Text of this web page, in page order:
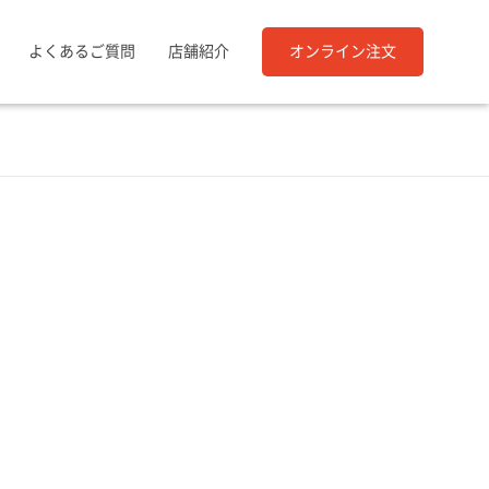
よくあるご質問 店舗紹介 オンライン注文